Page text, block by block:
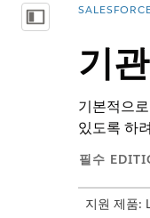
목차 표시 위치:
기
기본적으
있도록 하
필수
지원 제품: